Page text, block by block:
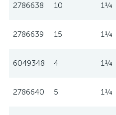
2786638 10 1¼
2786639 15 1¼
6049348 4 1¼
2786640 5 1¼